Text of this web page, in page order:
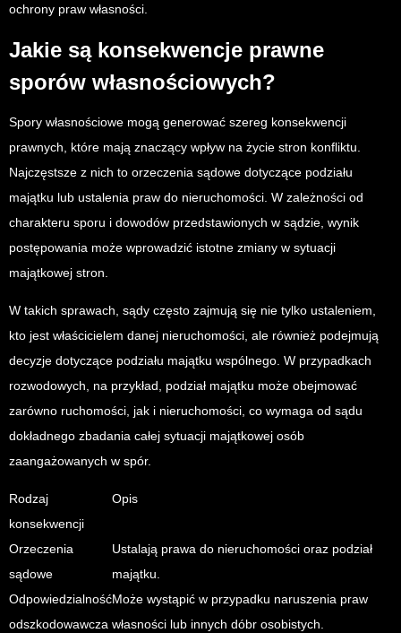
ochrony praw własności.
Jakie są konsekwencje prawne
sporów własnościowych?
Spory własnościowe mogą generować szereg konsekwencji
prawnych, które mają znaczący wpływ na życie stron konfliktu.
Najczęstsze z nich to orzeczenia sądowe dotyczące podziału
majątku lub ustalenia praw do nieruchomości. W zależności od
charakteru sporu i dowodów przedstawionych w sądzie, wynik
postępowania może wprowadzić istotne zmiany w sytuacji
majątkowej stron.
W takich sprawach, sądy często zajmują się nie tylko ustaleniem,
kto jest właścicielem danej nieruchomości, ale również podejmują
decyzje dotyczące podziału majątku wspólnego. W przypadkach
rozwodowych, na przykład, podział majątku może obejmować
zarówno ruchomości, jak i nieruchomości, co wymaga od sądu
dokładnego zbadania całej sytuacji majątkowej osób
zaangażowanych w spór.
Rodzaj
konsekwencji
Opis
Orzeczenia
sądowe
Ustalają prawa do nieruchomości oraz podział
majątku.
Odpowiedzialność
odszkodowawcza
Może wystąpić w przypadku naruszenia praw
własności lub innych dóbr osobistych.